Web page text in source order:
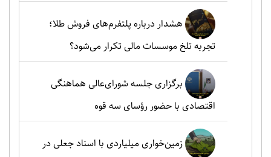
هشدار درباره پلتفرم‌های فروش طلا؛
تجربه تلخ موسسات مالی تکرار می‌شود؟
برگزاری جلسه شورای‌عالی هماهنگی
اقتصادی با حضور رؤسای سه قوه
زمین‌خواری میلیاردی با اسناد جعلی در